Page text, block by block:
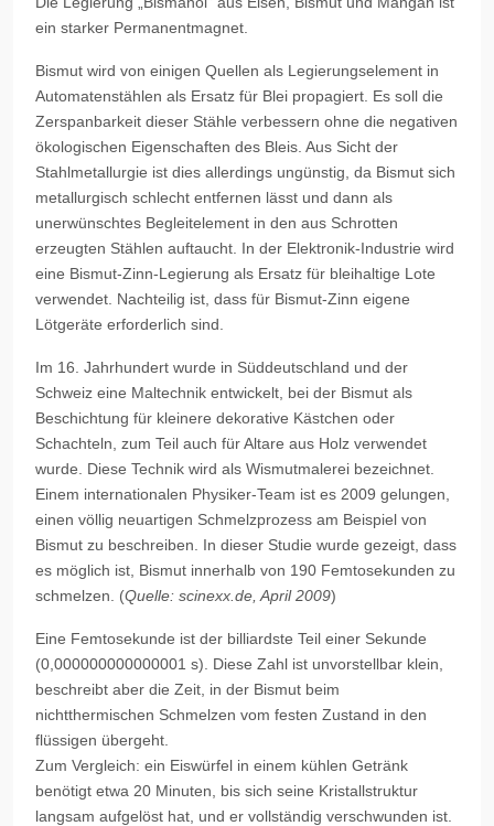
ein starker Permanentmagnet.
Bismut wird von einigen Quellen als Legierungselement in
Automatenstählen als Ersatz für Blei propagiert. Es soll die
Zerspanbarkeit dieser Stähle verbessern ohne die negativen
ökologischen Eigenschaften des Bleis. Aus Sicht der
Stahlmetallurgie ist dies allerdings ungünstig, da Bismut sich
metallurgisch schlecht entfernen lässt und dann als
unerwünschtes Begleitelement in den aus Schrotten
erzeugten Stählen auftaucht. In der Elektronik-Industrie wird
eine Bismut-Zinn-Legierung als Ersatz für bleihaltige Lote
verwendet. Nachteilig ist, dass für Bismut-Zinn eigene
Lötgeräte erforderlich sind.
Im 16. Jahrhundert wurde in Süddeutschland und der
Schweiz eine Maltechnik entwickelt, bei der Bismut als
Beschichtung für kleinere dekorative Kästchen oder
Schachteln, zum Teil auch für Altare aus Holz verwendet
wurde. Diese Technik wird als Wismutmalerei bezeichnet.
Einem internationalen Physiker-Team ist es 2009 gelungen,
einen völlig neuartigen Schmelzprozess am Beispiel von
Bismut zu beschreiben. In dieser Studie wurde gezeigt, dass
es möglich ist, Bismut innerhalb von 190 Femtosekunden zu
schmelzen. (Quelle: scinexx.de, April 2009)
Eine Femtosekunde ist der billiardste Teil einer Sekunde
(0,000000000000001 s). Diese Zahl ist unvorstellbar klein,
beschreibt aber die Zeit, in der Bismut beim
nichtthermischen Schmelzen vom festen Zustand in den
flüssigen übergeht.
Zum Vergleich: ein Eiswürfel in einem kühlen Getränk
benötigt etwa 20 Minuten, bis sich seine Kristallstruktur
langsam aufgelöst hat, und er vollständig verschwunden ist.